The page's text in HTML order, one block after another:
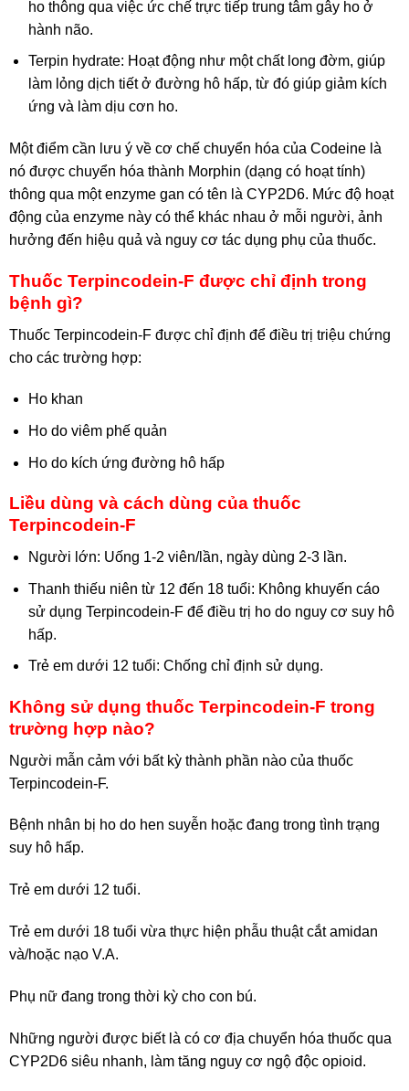
ho thông qua việc ức chế trực tiếp trung tâm gây ho ở
hành não.
Terpin hydrate: Hoạt động như một chất long đờm, giúp
làm lỏng dịch tiết ở đường hô hấp, từ đó giúp giảm kích
ứng và làm dịu cơn ho.
Một điểm cần lưu ý về cơ chế chuyển hóa của Codeine là
nó được chuyển hóa thành Morphin (dạng có hoạt tính)
thông qua một enzyme gan có tên là CYP2D6. Mức độ hoạt
động của enzyme này có thể khác nhau ở mỗi người, ảnh
hưởng đến hiệu quả và nguy cơ tác dụng phụ của thuốc.
Thuốc Terpincodein-F được chỉ định trong
bệnh gì?
Thuốc Terpincodein-F được chỉ định để điều trị triệu chứng
cho các trường hợp:
Ho khan
Ho do viêm phế quản
Ho do kích ứng đường hô hấp
Liều dùng và cách dùng của thuốc
Terpincodein-F
Người lớn: Uống 1-2 viên/lần, ngày dùng 2-3 lần.
Thanh thiếu niên từ 12 đến 18 tuổi: Không khuyến cáo
sử dụng Terpincodein-F để điều trị ho do nguy cơ suy hô
hấp.
Trẻ em dưới 12 tuổi: Chống chỉ định sử dụng.
Không sử dụng thuốc Terpincodein-F trong
trường hợp nào?
Người mẫn cảm với bất kỳ thành phần nào của thuốc
Terpincodein-F.
Bệnh nhân bị ho do hen suyễn hoặc đang trong tình trạng
suy hô hấp.
Trẻ em dưới 12 tuổi.
Trẻ em dưới 18 tuổi vừa thực hiện phẫu thuật cắt amidan
và/hoặc nạo V.A.
Phụ nữ đang trong thời kỳ cho con bú.
Những người được biết là có cơ địa chuyển hóa thuốc qua
CYP2D6 siêu nhanh, làm tăng nguy cơ ngộ độc opioid.